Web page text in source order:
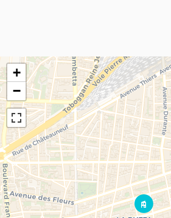
+
−